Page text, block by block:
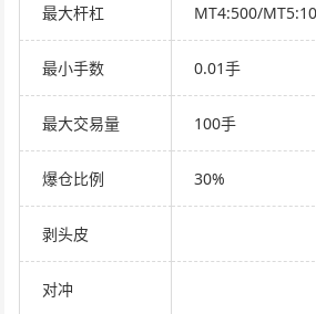
最大杆杠 MT4:500/
最小手数 0.01手
最大交易量 100手
爆仓比例 30%
剥头皮
对冲